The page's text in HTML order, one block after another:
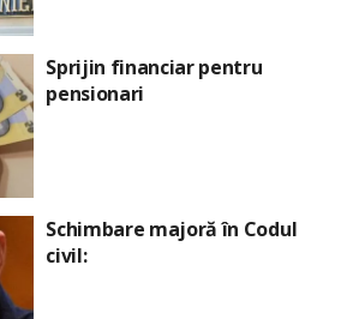
Sprijin financiar pentru
pensionari
Schimbare majoră în Codul
civil: